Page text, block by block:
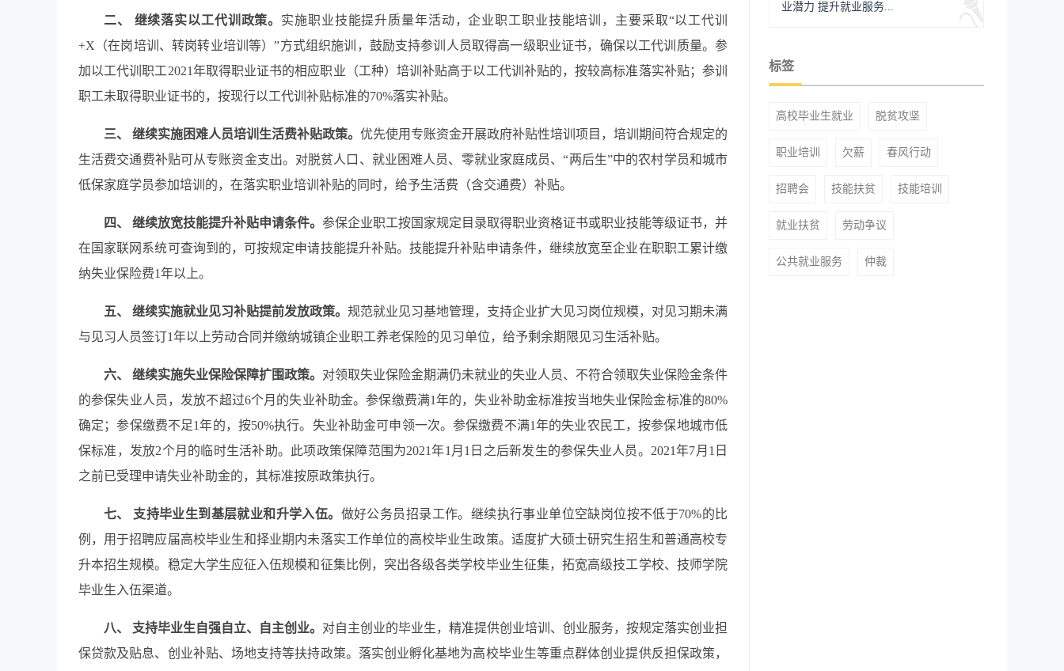
二、 继续落实以工代训政策。 实施职业技能提升质量年活动，企业职工职业技能培训，主要采取“以工代训
+X（在岗培训、转岗转业培训等）”方式组织施训，鼓励支持参训人员取得高一级职业证书，确保以工代训质量。参
加以工代训职工2021年取得职业证书的相应职业（工种）培训补贴高于以工代训补贴的，按较高标准落实补贴；参训
职工未取得职业证书的，按现行以工代训补贴标准的70%落实补贴。
三、 继续实施困难人员培训生活费补贴政策。 优先使用专账资金开展政府补贴性培训项目，培训期间符合规定的
生活费交通费补贴可从专账资金支出。对脱贫人口、就业困难人员、零就业家庭成员、“两后生”中的农村学员和城市
低保家庭学员参加培训的，在落实职业培训补贴的同时，给予生活费（含交通费）补贴。
四、 继续放宽技能提升补贴申请条件。 参保企业职工按国家规定目录取得职业资格证书或职业技能等级证书，并
在国家联网系统可查询到的，可按规定申请技能提升补贴。技能提升补贴申请条件，继续放宽至企业在职职工累计缴
纳失业保险费1年以上。
五、 继续实施就业见习补贴提前发放政策。 规范就业见习基地管理，支持企业扩大见习岗位规模，对见习期未满
与见习人员签订1年以上劳动合同并缴纳城镇企业职工养老保险的见习单位，给予剩余期限见习生活补贴。
六、 继续实施失业保险保障扩围政策。 对领取失业保险金期满仍未就业的失业人员、不符合领取失业保险金条件
的参保失业人员，发放不超过6个月的失业补助金。参保缴费满1年的，失业补助金标准按当地失业保险金标准的80%
确定；参保缴费不足1年的，按50%执行。失业补助金可申领一次。参保缴费不满1年的失业农民工，按参保地城市低
保标准，发放2个月的临时生活补助。此项政策保障范围为2021年1月1日之后新发生的参保失业人员。2021年7月1日
之前已受理申请失业补助金的，其标准按原政策执行。
七、 支持毕业生到基层就业和升学入伍。 做好公务员招录工作。继续执行事业单位空缺岗位按不低于70%的比
例，用于招聘应届高校毕业生和择业期内未落实工作单位的高校毕业生政策。适度扩大硕士研究生招生和普通高校专
升本招生规模。稳定大学生应征入伍规模和征集比例，突出各级各类学校毕业生征集，拓宽高级技工学校、技师学院
毕业生入伍渠道。
八、 支持毕业生自强自立、自主创业。 对自主创业的毕业生，精准提供创业培训、创业服务，按规定落实创业担
保贷款及贴息、创业补贴、场地支持等扶持政策。落实创业孵化基地为高校毕业生等重点群体创业提供反担保政策，
业潜力 提升就业服务...
标签
高校毕业生就业 脱贫攻坚
职业培训 欠薪 春风行动
招聘会 技能扶贫 技能培训
就业扶贫 劳动争议
公共就业服务 仲裁